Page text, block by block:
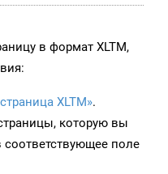
в формат XLTM,
XLTM».
которую вы
соответствующее поле